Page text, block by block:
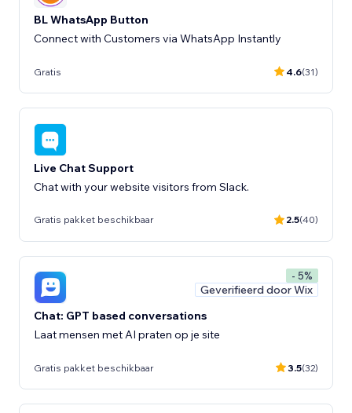
BL WhatsApp Button
Connect with Customers via WhatsApp Instantly
Gratis 4.6(31)
Live Chat Support
Chat with your website visitors from Slack.
Gratis pakket beschikbaar 2.5(40)
- 5%
Geverifieerd door Wix
Chat: GPT based conversations
Laat mensen met AI praten op je site
Gratis pakket beschikbaar 3.5(32)